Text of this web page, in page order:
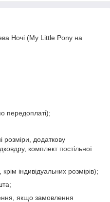
Ночі (My Little Pony на
передоплаті);
розміри, додаткову
комплект постільної
індивідуальних розмірів);
якщо замовлення